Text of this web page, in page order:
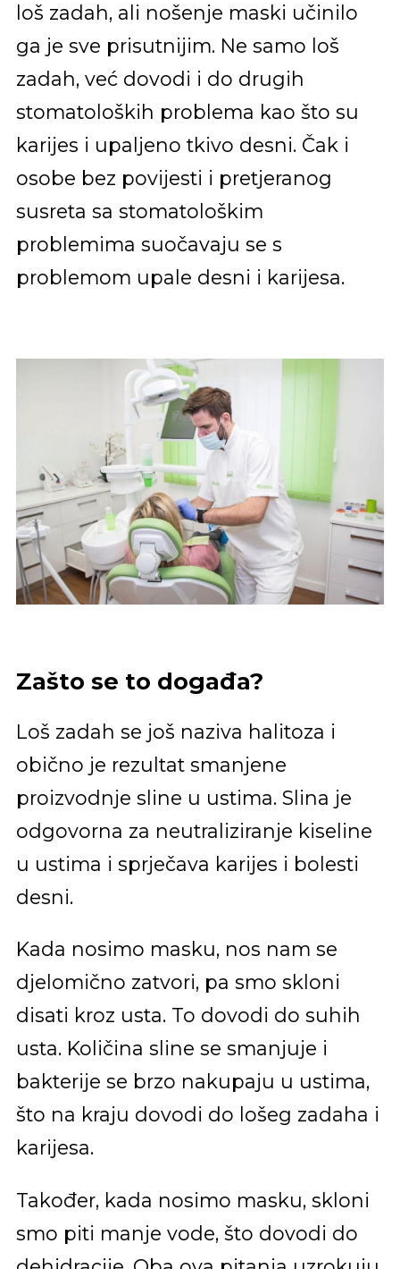
loš zadah, ali nošenje maski učinilo
ga je sve prisutnijim. Ne samo loš
zadah, već dovodi i do drugih
stomatoloških problema kao što su
karijes i upaljeno tkivo desni. Čak i
osobe bez povijesti i pretjeranog
susreta sa stomatološkim
problemima suočavaju se s
problemom upale desni i karijesa.
Zašto se to događa?
Loš zadah se još naziva halitoza i
obično je rezultat smanjene
proizvodnje sline u ustima. Slina je
odgovorna za neutraliziranje kiseline
u ustima i sprječava karijes i bolesti
desni.
Kada nosimo masku, nos nam se
djelomično zatvori, pa smo skloni
disati kroz usta. To dovodi do suhih
usta. Količina sline se smanjuje i
bakterije se brzo nakupaju u ustima,
što na kraju dovodi do lošeg zadaha i
karijesa.
Također, kada nosimo masku, skloni
smo piti manje vode, što dovodi do